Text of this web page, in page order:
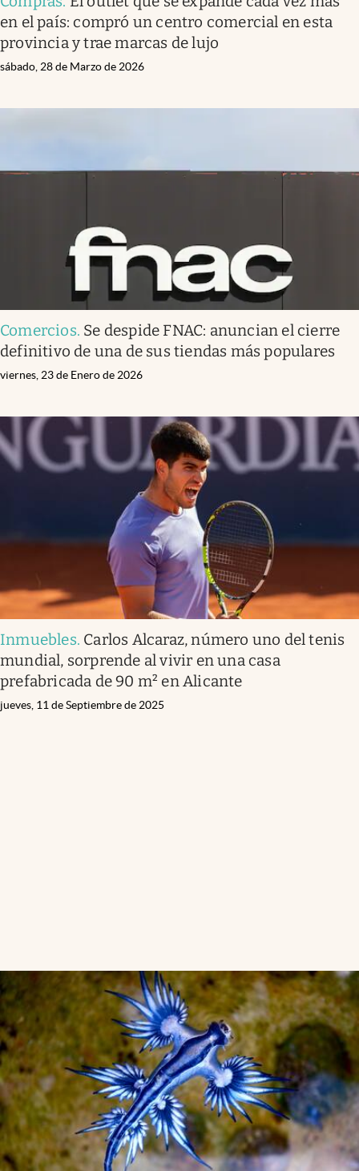
en el país: compró un centro comercial en esta
provincia y trae marcas de lujo
sábado, 28 de Marzo de 2026
Comercios. Se despide FNAC: anuncian el cierre
definitivo de una de sus tiendas más populares
viernes, 23 de Enero de 2026
Inmuebles. Carlos Alcaraz, número uno del tenis
mundial, sorprende al vivir en una casa
prefabricada de 90 m² en Alicante
jueves, 11 de Septiembre de 2025